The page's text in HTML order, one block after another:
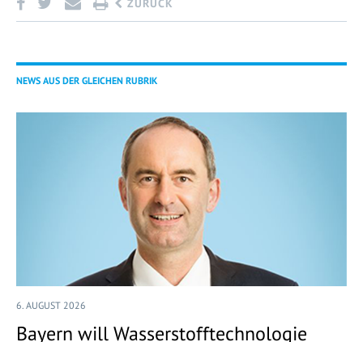
ZURÜCK
NEWS AUS DER GLEICHEN RUBRIK
6. AUGUST 2026
Bayern will Wasserstofftechnologie